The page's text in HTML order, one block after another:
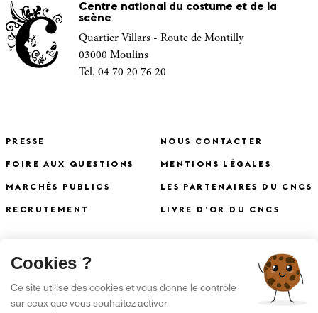
Centre national du costume et de la
scène
Quartier Villars - Route de Montilly
03000 Moulins
Tel. 04 70 20 76 20
PRESSE
FOIRE AUX QUESTIONS
MARCHÉS PUBLICS
RECRUTEMENT
NOUS CONTACTER
MENTIONS LÉGALES
LES PARTENAIRES DU CNCS
LIVRE D’OR DU CNCS
S'INSCRIRE À LA NEWSLETTER X
Cookies ?
Ce site utilise des cookies et vous donne le contrôle
sur ceux que vous souhaitez activer